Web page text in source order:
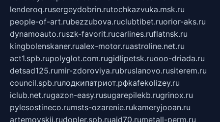
lenderoq.rusergeydobrin.rutochkazvuka.msk.ru
people-of-art.rubezzubova.ruclubtibet.ruorior-aks.ru
dynamoauto.ruszk-favorit.rucarlines.ruflatnsk.ru
kingbolenskaner.rualex-motor.ruastroline.net.ru
act1.spb.rupolyglot.com.rugidlipetsk.ruooo-driada.ru
detsad125.rumir-zdoroviya.rubruslanovo.rusiterem.ru
council.spb.ruлодкипатриот.рфkafekolizey.ru
iclub.net.rugazon-easy.rusugarepilekb.rugrinox.ru
pylesostineco.rumsts-ozarenie.rukameryjooan.ru
artemovskij.rudopler.spb.ruaid70.rumetall-perm.ru